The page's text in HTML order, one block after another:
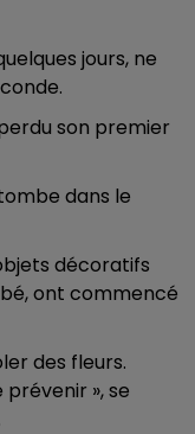
jours, ne
son premier
dans le
décoratifs
ont commencé
des fleurs.
», se